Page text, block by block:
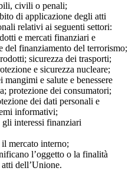
civili o penali;
di applicazione degli atti
relativi ai seguenti settori:
e mercati finanziari e
del finanziamento del terrorismo;
sicurezza dei trasporti;
e sicurezza nucleare;
e salute e benessere
protezione dei consumatori;
dei dati personali e
informativi;
interessi finanziari
mercato interno;
l’oggetto o la finalità
dell’Unione.